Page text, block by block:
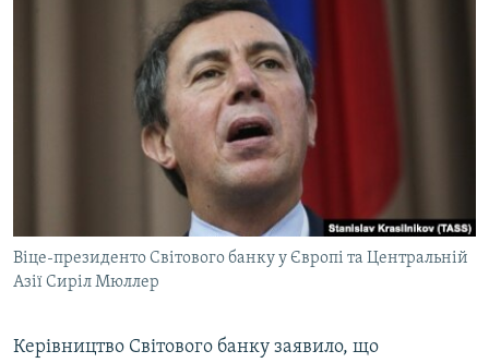
СПЕЦПРОЕКТИ
ВІДЕОУРОКИ «ELIFBE»
УКРАЇНСЬКА ПРОБЛЕМА КРИМУ
ЯК ОБІЙТИ БЛОКУВАННЯ
Qırımtatar
Віце-президенто Світового банку у Європі та Центральній
Азії Сиріл Мюллер
Керівництво Світового банку заявило, що